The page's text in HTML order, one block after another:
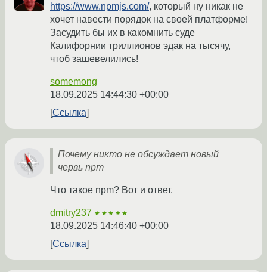
https://www.npmjs.com/, который ну никак не
хочет навести порядок на своей платформе!
Засудить бы их в какомнить суде
Калифорнии триллионов эдак на тысячу,
чтоб зашевелились!
somemong
18.09.2025 14:44:30 +00:00
Ссылка
Почему никто не обсуждает новый
червь npm
Что такое npm? Вот и ответ.
dmitry237 ★★★★★
18.09.2025 14:46:40 +00:00
Ссылка